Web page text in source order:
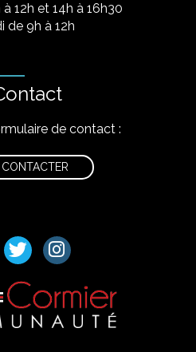
12h et 14h à 16h30
de 9h à 12h
de contact :
vers le compte Facebook
Lien vers le compte Twitter
Lien vers le compte